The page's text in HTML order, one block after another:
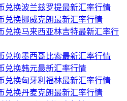
兑换波兰兹罗提最新汇率行情
兑换挪威克朗最新汇率行情
兑换马来西亚林吉特最新汇率行
兑换墨西哥比索最新汇率行情
兑换韩元最新汇率行情
兑换匈牙利福林最新汇率行情
兑换丹麦克朗最新汇率行情